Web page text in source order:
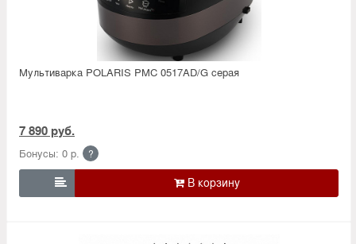
Мультиварка POLARIS PMC 0517AD/G серая
7 890 руб.
Бонусы: 0 р. ?
